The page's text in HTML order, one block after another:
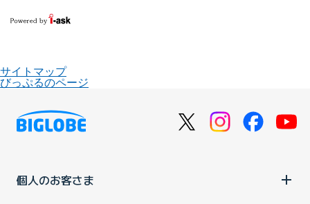
サイトマップ
びっぷるのページ
個人のお客さま